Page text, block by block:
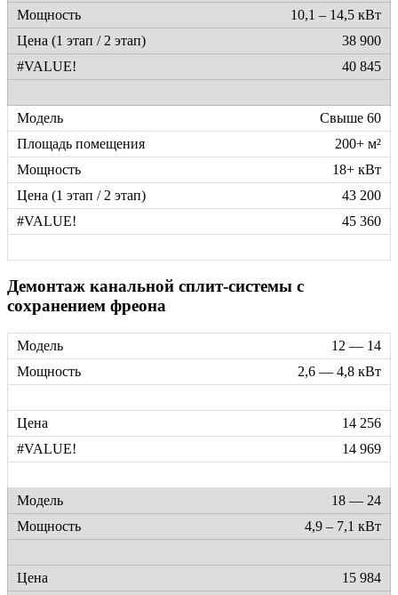
10,1 – 14,5 кВт
38 900
40 845
Свыше 60
200+ м²
18+ кВт
43 200
45 360
Демонтаж канальной сплит-системы с
сохранением фреона
12 — 14
2,6 — 4,8 кВт
14 256
14 969
18 — 24
4,9 – 7,1 кВт
15 984